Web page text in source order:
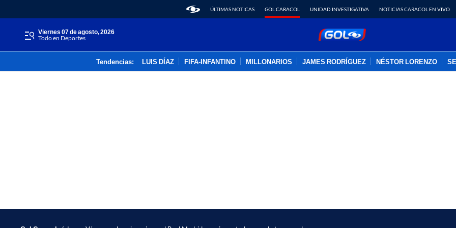
ÚLTIMAS NOTICAS GOL CARACOL UNIDAD INVESTIGATIVA NOTICIAS CARACOL EN VIVO
viernes 07 de agosto, 2026
Todo en Deportes
Tendencias: LUIS DÍAZ FIFA-INFANTINO MILLONARIOS JAMES RODRÍGUEZ NÉSTOR LORENZO